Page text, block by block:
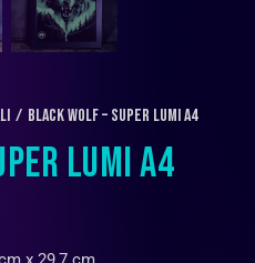
Black Wolf – Super Lumi A4
LUMI A4